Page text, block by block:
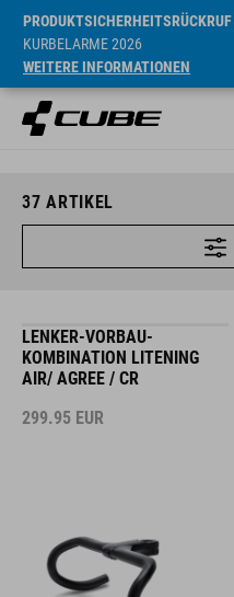
PRODUKTSICHERHEITSRÜCKRUF
KURBELARME 2026
WEITERE INFORMATIONEN
37 ARTIKEL
LENKER-VORBAU-
KOMBINATION LITENING
AIR/ AGREE / CR
299.95 EUR